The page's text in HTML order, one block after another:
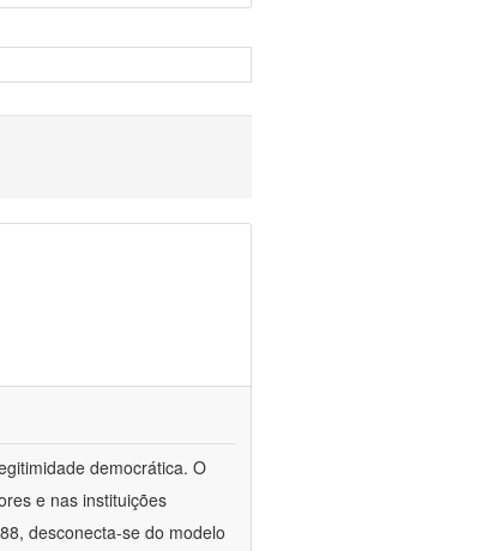
democrática. O
e nas instituições
desconecta-se do modelo